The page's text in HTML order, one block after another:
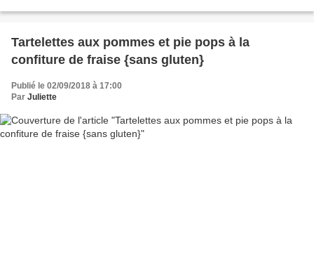
Tartelettes aux pommes et pie pops à la
confiture de fraise {sans gluten}
Publié le 02/09/2018 à 17:00
Par Juliette